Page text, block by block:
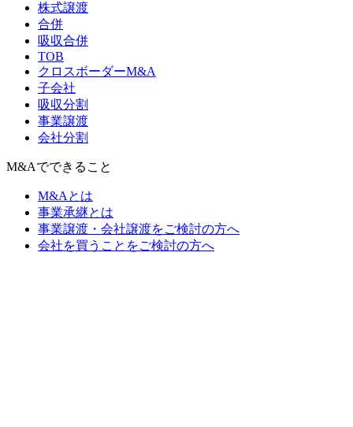
株式譲渡
合併
吸収合併
TOB
クロスボーダーM&A
子会社
吸収分割
事業譲渡
会社分割
M&Aでできること
M&Aとは
事業承継とは
事業譲渡・会社譲渡をご検討の方へ
会社を買うことをご検討の方へ